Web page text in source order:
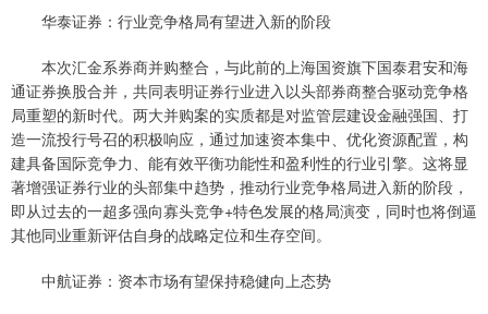
华泰证券：行业竞争格局有望进入新的阶段
本次汇金系券商并购整合，与此前的上海国资旗下国泰君安和海
通证券换股合并，共同表明证券行业进入以头部券商整合驱动竞争格
局重塑的新时代。两大并购案的实质都是对监管层建设金融强国、打
造一流投行号召的积极响应，通过加速资本集中、优化资源配置，构
建具备国际竞争力、能有效平衡功能性和盈利性的行业引擎。这将显
著增强证券行业的头部集中趋势，推动行业竞争格局进入新的阶段，
即从过去的一超多强向寡头竞争+特色发展的格局演变，同时也将倒逼
其他同业重新评估自身的战略定位和生存空间。
中航证券：资本市场有望保持稳健向上态势